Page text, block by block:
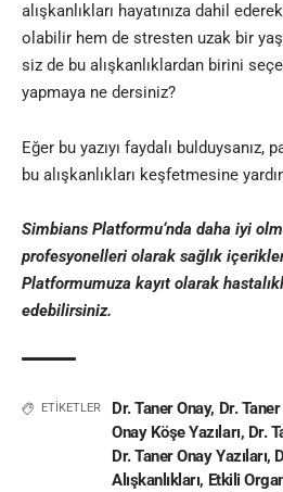
alışkanlıkları hayatınıza dahil
olabilir hem de stresten uzak bir
siz de bu alışkanlıklardan birini
yapmaya ne dersiniz?
Eğer bu yazıyı faydalı bulduysanız,
bu alışkanlıkları keşfetmesine
Simbians Platformu‘nda daha iyi
profesyonelleri olarak sağlık
Platformumuza kayıt olarak
edebilirsiniz.
ETİKETLER Dr. Taner Onay, Dr.
Onay Köşe Yazıları, Dr.
Dr. Taner Onay Yazıları,
Alışkanlıkları, Etkili